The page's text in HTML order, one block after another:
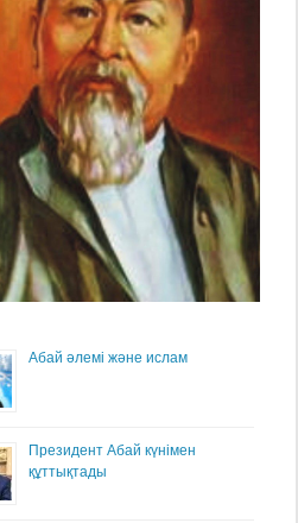
Абай әлемі және ислам
Президент Абай күнімен
құттықтады